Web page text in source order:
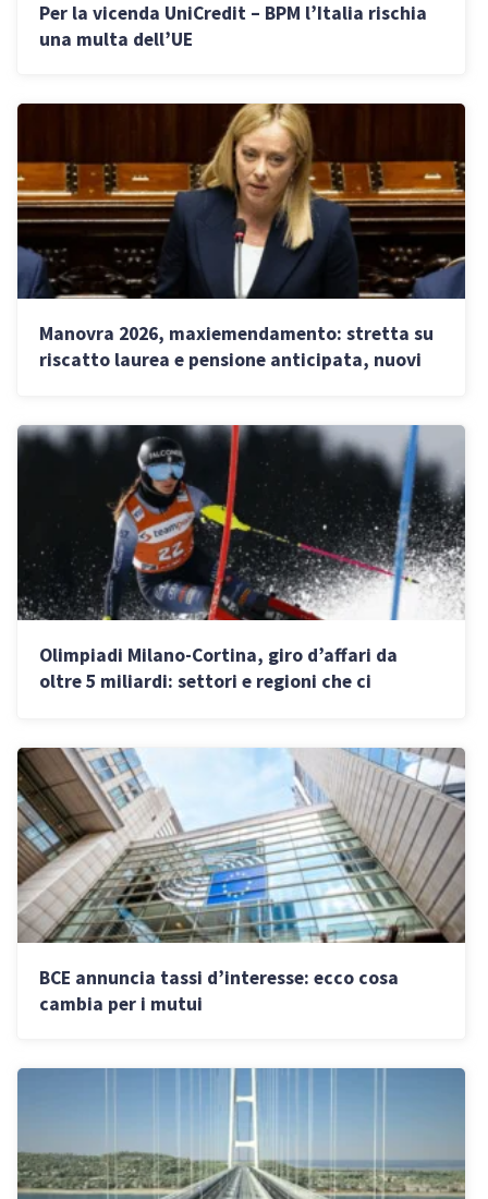
Per la vicenda UniCredit – BPM l’Italia rischia
una multa dell’UE
Manovra 2026, maxiemendamento: stretta su
riscatto laurea e pensione anticipata, nuovi
Olimpiadi Milano-Cortina, giro d’affari da
oltre 5 miliardi: settori e regioni che ci
BCE annuncia tassi d’interesse: ecco cosa
cambia per i mutui